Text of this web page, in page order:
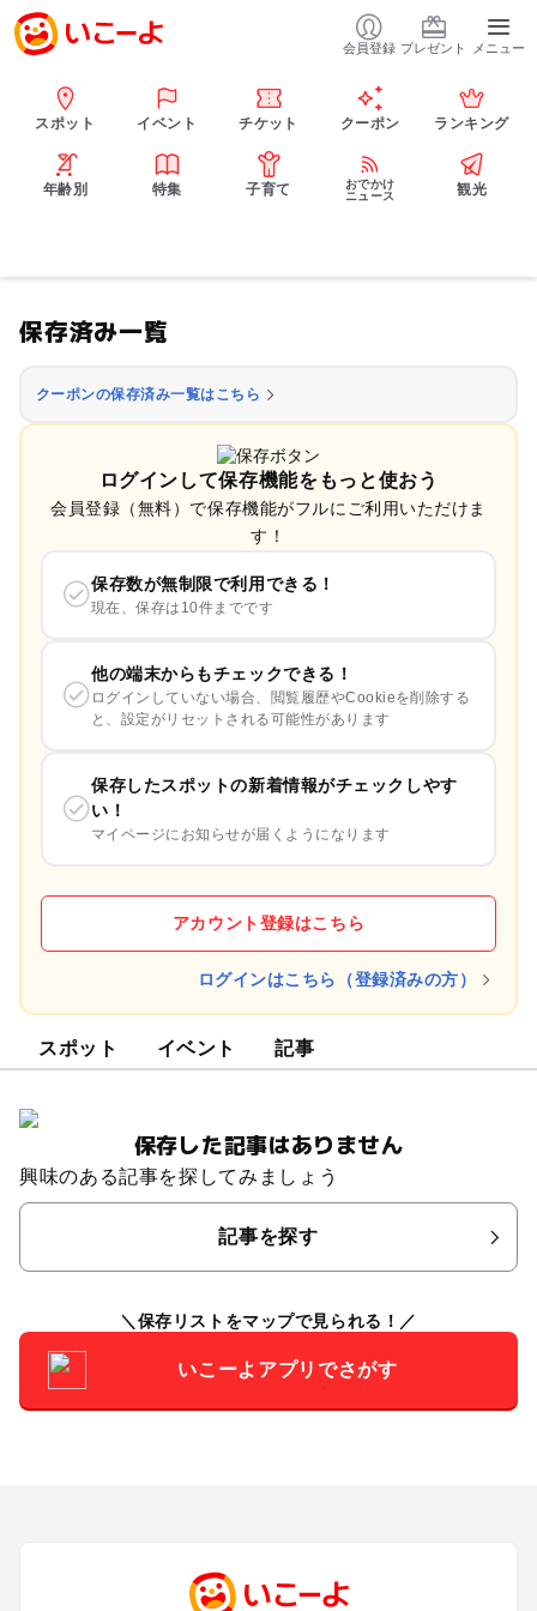
会員登録 プレゼント メニュー
スポット イベント チケット クーポン ランキング
年齢別 特集 子育て
おでかけ
ニュース
観光
保存済み一覧
クーポンの保存済み一覧はこちら
ログインして保存機能をもっと使おう
会員登録（無料）で保存機能がフルにご利用いただけま
す！
保存数が無制限で利用できる！
現在、保存は10件までです
他の端末からもチェックできる！
ログインしていない場合、閲覧履歴やCookieを削除する
と、設定がリセットされる可能性があります
保存したスポットの新着情報がチェックしやす
い！
マイページにお知らせが届くようになります
アカウント登録はこちら
ログインはこちら（登録済みの方）
スポット イベント 記事
保存した記事はありません
興味のある記事を探してみましょう
記事を探す
保存リストをマップで見られる！
いこーよアプリでさがす